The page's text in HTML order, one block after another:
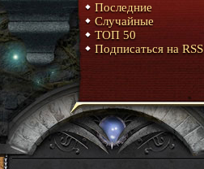
Последние
Случайные
ТОП 50
Подписаться на RSS